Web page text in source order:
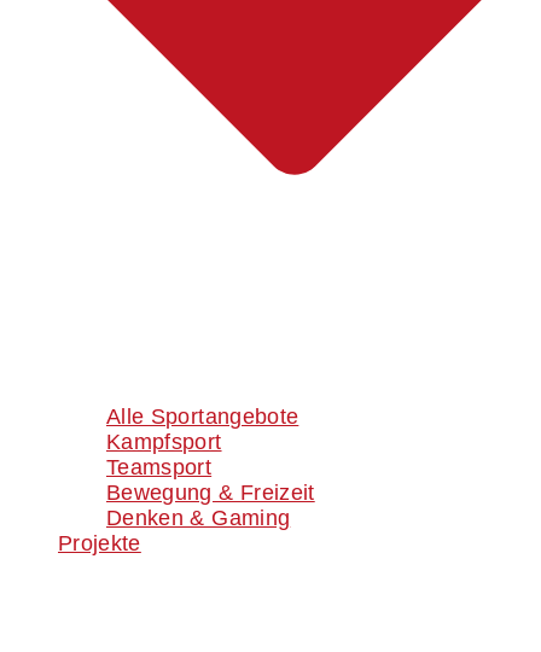
Alle Sportangebote
Kampfsport
Teamsport
Bewegung & Freizeit
Denken & Gaming
Projekte